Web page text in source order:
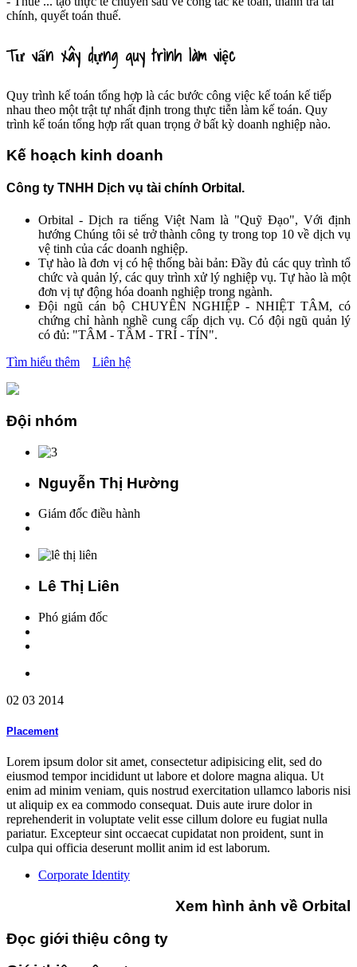
chính, quyết toán thuế.
Tư vấn xây dựng quy trình làm việc
Quy trình kế toán tổng hợp là các bước công việc kế toán kế tiếp
nhau theo một trật tự nhất định trong thực tiễn làm kế toán. Quy
trình kế toán tổng hợp rất quan trọng ở bất kỳ doanh nghiệp nào.
Kế hoạch kinh doanh
Công ty TNHH Dịch vụ tài chính Orbital.
Orbital - Dịch ra tiếng Việt Nam là "Quỹ Đạo", Với định
hướng Chúng tôi sẻ trở thành công ty trong top 10 về dịch vụ
vệ tinh của các doanh nghiệp.
Tự hào là đơn vị có hệ thống bài bản: Đầy đủ các quy trình tổ
chức và quản lý, các quy trình xử lý nghiệp vụ. Tự hào là một
đơn vị tự động hóa doanh nghiệp trong ngành.
Đội ngũ cán bộ CHUYÊN NGHIỆP - NHIỆT TÂM, có
chứng chỉ hành nghề cung cấp dịch vụ. Có đội ngũ quản lý
có đủ: "TÂM - TẦM - TRÍ - TÍN".
Tìm hiểu thêm
Liên hệ
Đội nhóm
Nguyễn Thị Hường
Giám đốc điều hành
Lê Thị Liên
Phó giám đốc
02 03 2014
Placement
Lorem ipsum dolor sit amet, consectetur adipisicing elit, sed do
eiusmod tempor incididunt ut labore et dolore magna aliqua. Ut
enim ad minim veniam, quis nostrud exercitation ullamco laboris nisi
ut aliquip ex ea commodo consequat. Duis aute irure dolor in
reprehenderit in voluptate velit esse cillum dolore eu fugiat nulla
pariatur. Excepteur sint occaecat cupidatat non proident, sunt in
culpa qui officia deserunt mollit anim id est laborum.
Corporate Identity
Xem hình ảnh về Orbital
Đọc giới thiệu công ty